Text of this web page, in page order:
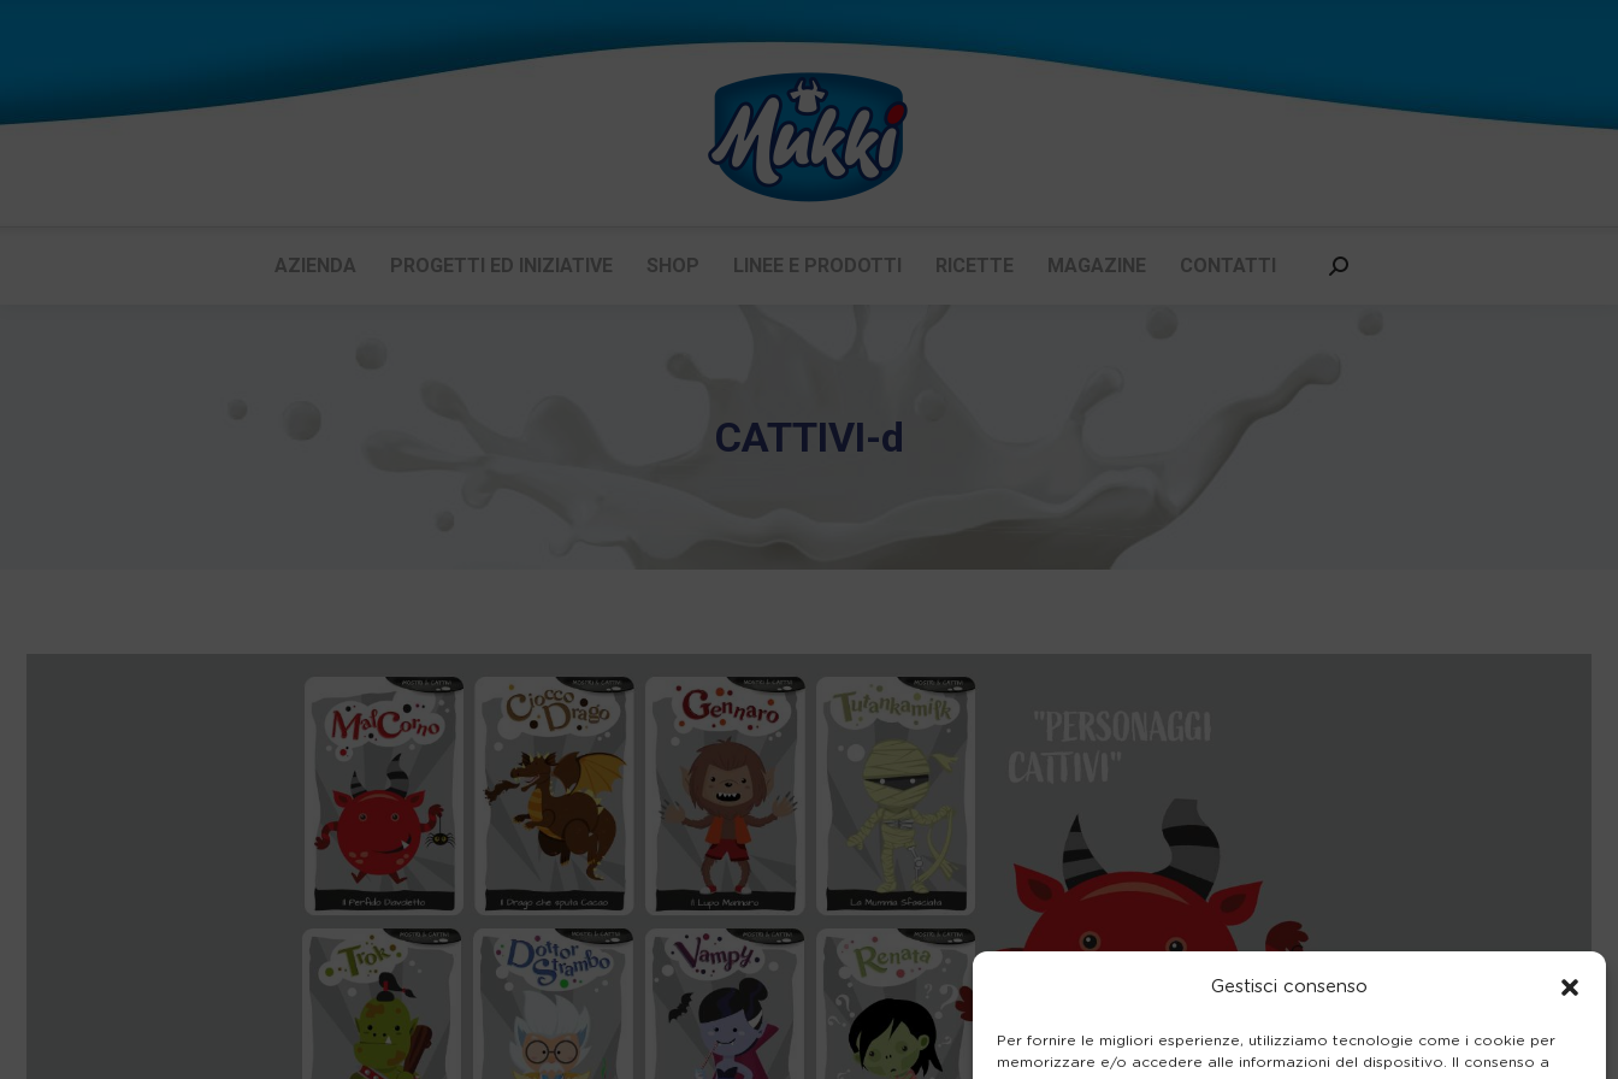
Gestisci consenso
Per fornire le migliori esperienze, utilizziamo tecnologie come i cookie per
memorizzare e/o accedere alle informazioni del dispositivo. Il consenso a
AZIENDA PROGETTI ED INIZIATIVE SHOP LINEE E PRODOTTI RICETTE MAGAZINE CONTATTI Cerca:
CATTIVI-d